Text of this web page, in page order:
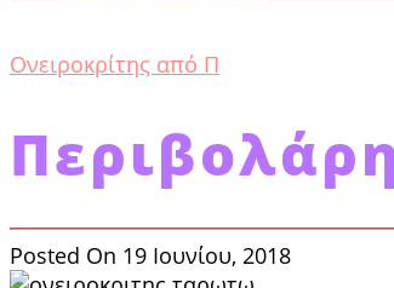
Ονειροκρίτης από Π
Posted On 19 Ιουνίου, 2018